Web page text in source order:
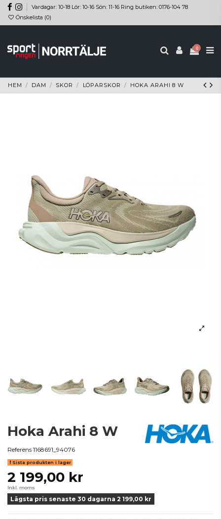
Vardagar: 10-18 Lör: 10-16 Sön: 11-16 Ring butiken: 0176-104 78
Önskelista (0)
0
HEM DAM SKOR LÖPARSKOR HOKA ARAHI 8 W
Hoka Arahi 8 W
Referens 1168691_94076
Sista produkten i lager
2 199,00 kr
Inkl. moms
Lägsta pris senaste 30 dagarna 2 199,00 kr